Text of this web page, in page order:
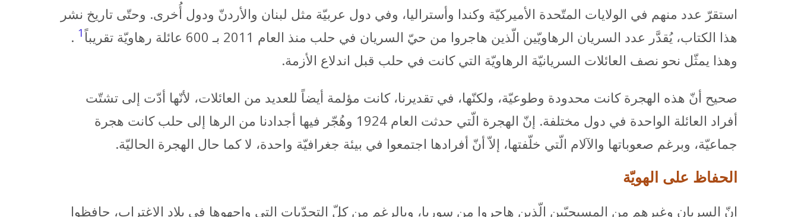
استقرّ عدد منهم في الولايات المتّحدة الأميركيّة وكندا وأستراليا، وفي دول عربيّة مثل لبنان والأردنّ ودول أُخرى. وحتّى تاريخ نشر
هذا الكتاب، يُقدَّر عدد السريان الرهاويّين الّذين هاجروا من حيّ السريان في حلب منذ العام 2011 بـ 600 عائلة رهاويّة تقريباً
1
.
وهذا يمثّل نحو نصف العائلات السريانيّة الرهاويّة التي كانت في حلب قبل اندلاع الأزمة.
صحيح أنّ هذه الهجرة كانت محدودة وطوعيّة، ولكنّها، في تقديرنا، كانت مؤلمة أيضاً للعديد من العائلات، لأنّها أدّت إلى تشتّت
أفراد العائلة الواحدة في دول مختلفة. إنّ الهجرة الّتي حدثت العام 1924 وهُجّر فيها أجدادنا من الرها إلى حلب كانت هجرة
جماعيّة، وبرغم صعوباتها والآلام الّتي خلّفتها، إلاّ أنّ أفرادها اجتمعوا في بيئة جغرافيّة واحدة، لا كما حال الهجرة الحاليّة.
الحفاظ على الهويّة
إنّ السريان وغيرهم من المسيحيّين الّذين هاجروا من سوريا، وبالرغم من كلّ التحدّيات التي واجهوها في بلاد الاغتراب، حافظوا